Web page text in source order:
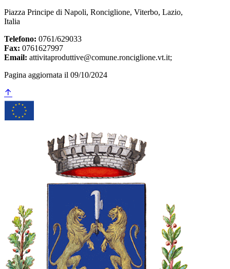
Piazza Principe di Napoli, Ronciglione, Viterbo, Lazio,
Italia
Telefono: 0761/629033
Fax: 0761627997
Email: attivitaproduttive@comune.ronciglione.vt.it;
Pagina aggiornata il 09/10/2024